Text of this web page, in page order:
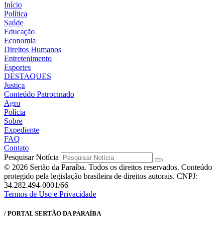
Início
Política
Saúde
Educação
Economia
Direitos Humanos
Entretenimento
Esportes
DESTAQUES
Justiça
Conteúdo Patrocinado
Agro
Polícia
Sobre
Expediente
FAQ
Contato
Pesquisar Notícia
© 2026 Sertão da Paraíba. Todos os direitos reservados. Conteúdo
protegido pela legislação brasileira de direitos autorais. CNPJ:
34.282.494-0001/66
Termos de Uso e Privacidade
/ PORTAL SERTÃO DA PARAÍBA